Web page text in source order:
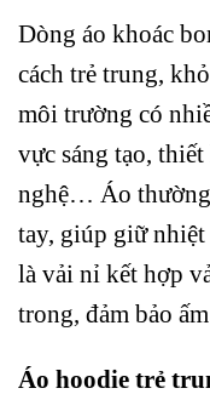
Dòng áo khoác
cách trẻ trung,
môi trường có
vực sáng tạo,
nghệ… Áo thường
tay, giúp giữ
là vải nỉ kết hợp
trong, đảm bảo
Áo hoodie trẻ